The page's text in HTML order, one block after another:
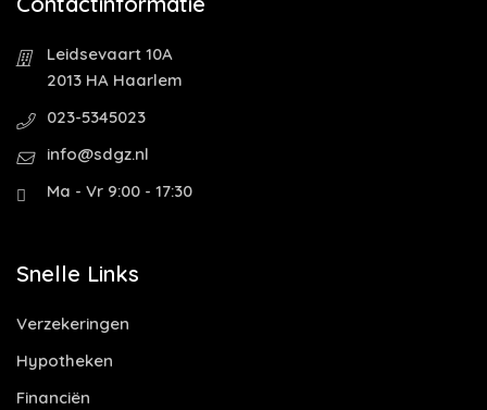
Leidsevaart 10A
2013 HA Haarlem
023-5345023
info@sdgz.nl
Ma - Vr 9:00 - 17:30
Snelle Links
Verzekeringen
Hypotheken
Financiën